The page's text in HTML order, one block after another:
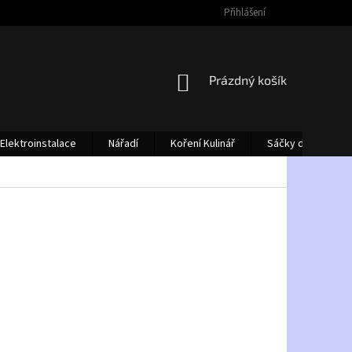
Přihlášení
NÁKUPNÍ
Prázdný košík
Elektroinstalace Nářadí Koření Kulinář
Sáčky do